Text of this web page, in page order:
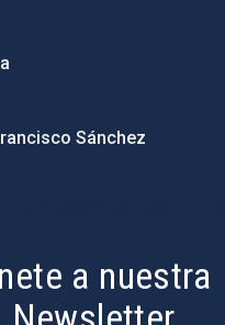
Sánchez
a nuestra